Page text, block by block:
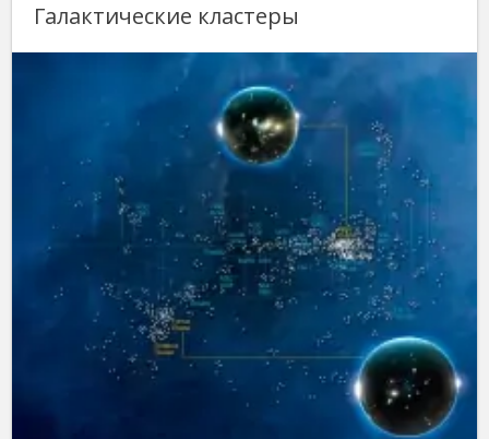
Галактические кластеры